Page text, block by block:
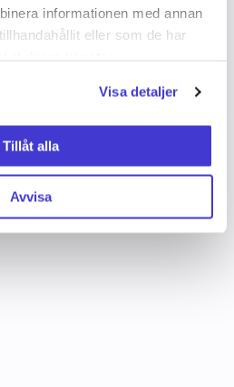
informationen med annan
eller som de har
Visa detaljer
Tillåt alla
Avvisa
Vendre